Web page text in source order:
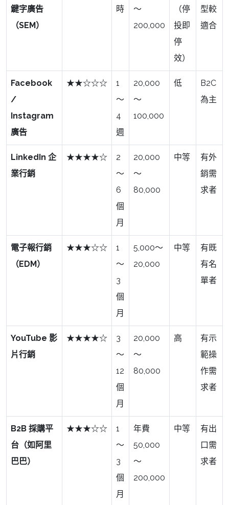
鍵字廣告
（SEM）
時
～
200,000
（停
投即
停
效）
型較
適合
Facebook
/
Instagram
廣告
★★☆☆☆
1
～
4
週
20,000
～
100,000
低
B2C
為主
LinkedIn 企
業行銷
★★★★☆
2
～
6
個
月
20,000
～
80,000
中等
有外
銷需
求者
電子報行銷
（EDM）
★★★☆☆
1
～
3
個
月
5,000～
20,000
中等
有既
有名
單者
YouTube 影
片行銷
★★★★☆
3
～
12
個
月
20,000
～
80,000
高
有示
範操
作需
求者
B2B 採購平
台（如阿里
巴巴）
★★★☆☆
1
～
3
個
月
年費
50,000
～
200,000
中等
有出
口需
求者